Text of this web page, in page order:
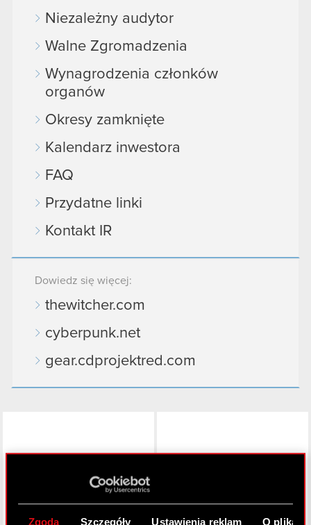
Zgoda Szczegóły Ustawienia reklam O
Niezależny audytor
Walne Zgromadzenia
Wynagrodzenia członków
organów
Okresy zamknięte
Kalendarz inwestora
FAQ
Przydatne linki
Kontakt IR
Dowiedz się więcej:
thewitcher.com
cyberpunk.net
gear.cdprojektred.com